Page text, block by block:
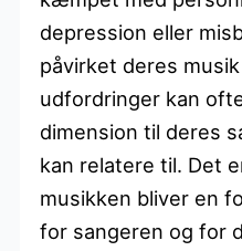
depression eller
påvirket deres
udfordringer kan
dimension til deres
kan relatere til. Det
musikken bliver en
for sangeren og for